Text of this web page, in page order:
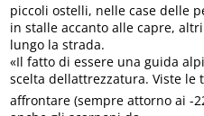
piccoli ostelli, nelle case delle
in stalle accanto alle capre,
lungo la strada.
«Il fatto di essere una guida
scelta dellattrezzatura. Viste
affrontare (sempre attorno ai -